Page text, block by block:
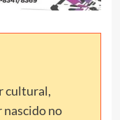
cultural,
nascido no